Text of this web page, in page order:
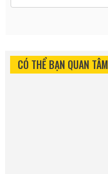
CÓ THỂ BẠN QUAN TÂM